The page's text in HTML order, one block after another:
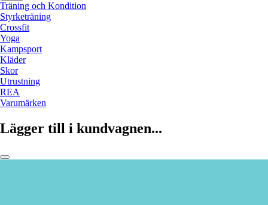
Träning och Kondition
Styrketräning
Crossfit
Yoga
Kampsport
Kläder
Skor
Utrustning
REA
Varumärken
Lägger till i kundvagnen...